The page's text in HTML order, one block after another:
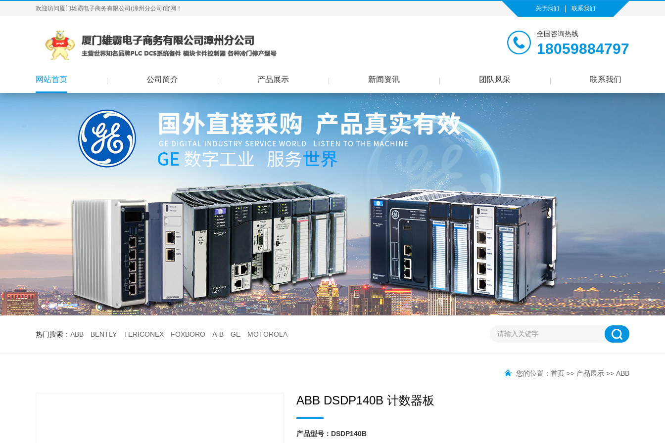
欢迎访问厦门雄霸电子商务有限公司(漳州分公司)官网！ 关于我们 联系我们
全国咨询热线
18059884797
网站首页 公司简介 产品展示 新闻资讯 团队风采 联系我们
热门搜索： ABB BENTLY TERICONEX FOXBORO A-B GE MOTOROLA
您的位置： 首页 >> 产品展示 >> ABB
ABB DSDP140B 计数器板
产品型号：DSDP140B